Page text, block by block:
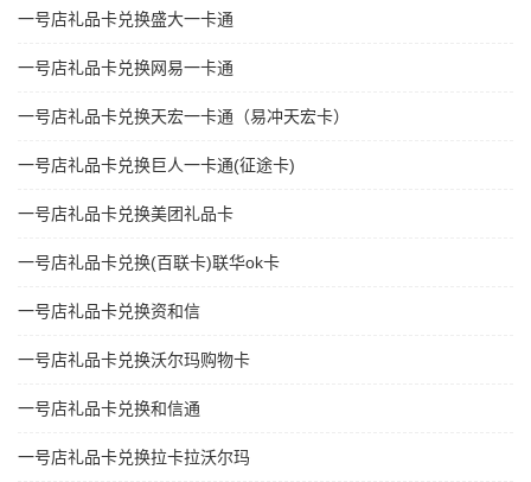
一号店礼品卡兑换盛大一卡通
一号店礼品卡兑换网易一卡通
一号店礼品卡兑换天宏一卡通（易冲天宏卡）
一号店礼品卡兑换巨人一卡通(征途卡)
一号店礼品卡兑换美团礼品卡
一号店礼品卡兑换(百联卡)联华ok卡
一号店礼品卡兑换资和信
一号店礼品卡兑换沃尔玛购物卡
一号店礼品卡兑换和信通
一号店礼品卡兑换拉卡拉沃尔玛